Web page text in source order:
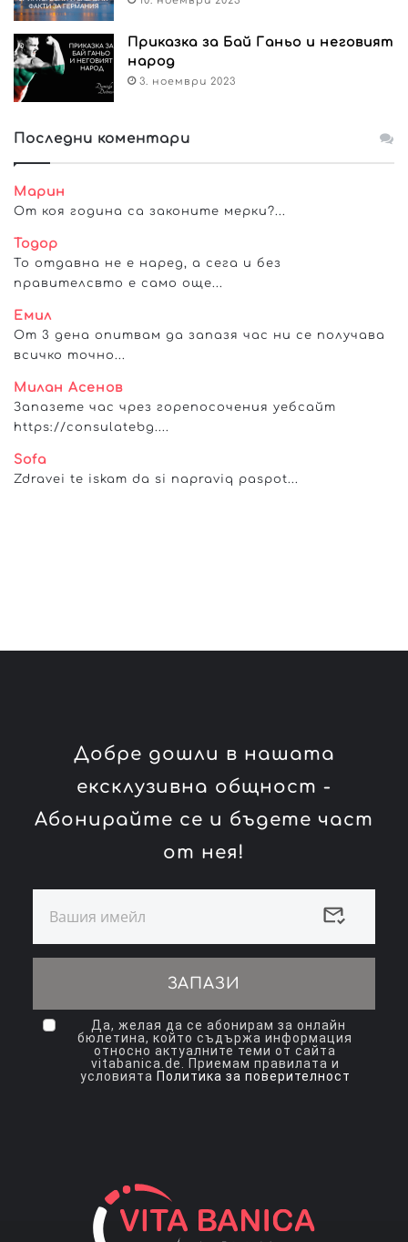
Приказка за Бай Ганьо и неговият
народ
3. ноември 2023
Последни коментари
Марин
От коя година са законите мерки?...
Тодор
То отдавна не е наред, а сега и без
правителсвто е само още...
Емил
От 3 дена опитвам да запазя час ни се получава
всичко точно...
Милан Асенов
Запазете час чрез горепосочения уебсайт
https://consulatebg....
Sofa
Zdravei te iskam da si napraviq paspot...
Добре дошли в нашата
ексклузивна общност -
Абонирайте се и бъдете част
от нея!
ЗАПАЗИ
Да, желая да се абонирам за онлайн
бюлетина, който съдържа информация
относно актуалните теми от сайта
vitabanica.de. Приемам правилата и
условията Политика за поверителност